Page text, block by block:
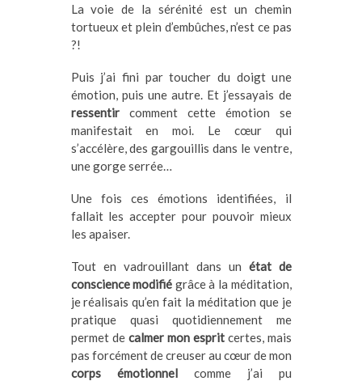
La voie de la sérénité est un chemin
tortueux et plein d’embûches, n’est ce pas
?!
Puis j’ai fini par toucher du doigt une
émotion, puis une autre. Et j’essayais de
ressentircomment cette émotion se
manifestait en moi. Le cœur qui
s’accélère, des gargouillis dans le ventre,
une gorge serrée…
Une fois ces émotions identifiées, il
fallait les accepter pour pouvoir mieux
les apaiser.
Tout en vadrouillant dans un état de
conscience modifié grâce à la méditation,
je réalisais qu’en fait la méditation que je
pratique quasi quotidiennement me
permet de calmer mon espritcertes, mais
pas forcément de creuser au cœur de mon
corps émotionnelcomme j’ai pu